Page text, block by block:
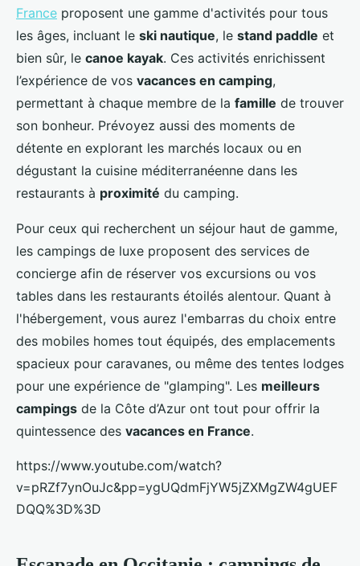
France proposent une gamme d'activités pour tous
les âges, incluant le ski nautique, le stand paddle et
bien sûr, le canoe kayak. Ces activités enrichissent
l’expérience de vos vacances en camping,
permettant à chaque membre de la famille de trouver
son bonheur. Prévoyez aussi des moments de
détente en explorant les marchés locaux ou en
dégustant la cuisine méditerranéenne dans les
restaurants à proximité du camping.
Pour ceux qui recherchent un séjour haut de gamme,
les campings de luxe proposent des services de
concierge afin de réserver vos excursions ou vos
tables dans les restaurants étoilés alentour. Quant à
l'hébergement, vous aurez l'embarras du choix entre
des mobiles homes tout équipés, des emplacements
spacieux pour caravanes, ou même des tentes lodges
pour une expérience de "glamping". Les meilleurs
campings de la Côte d’Azur ont tout pour offrir la
quintessence des vacances en France.
https://www.youtube.com/watch?
v=pRZf7ynOuJc&pp=ygUQdmFjYW5jZXMgZW4gUEF
DQQ%3D%3D